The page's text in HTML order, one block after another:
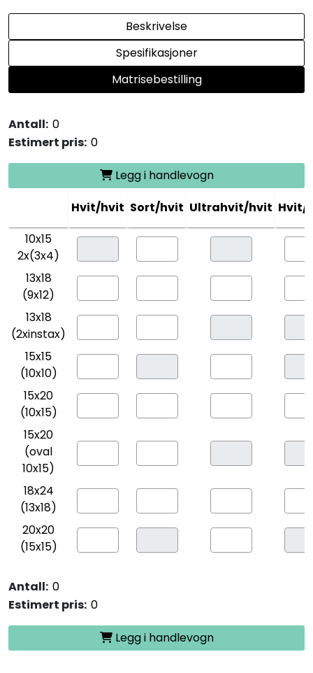
Beskrivelse
Spesifikasjoner
Matrisebestilling
Antall:
Estimert pris:
Legg i handlevogn
Hvit/hvit Sort/hvit Ultrahvit/hvit Hvit/
10x15
2x(3x4)
13x18
(9x12)
13x18
(2xinstax)
15x15
(10x10)
15x20
(10x15)
15x20
(oval
10x15)
18x24
(13x18)
20x20
(15x15)
(10x15)
20x25
(13x18)
20x25
Antall:
Estimert pris:
Legg i handlevogn